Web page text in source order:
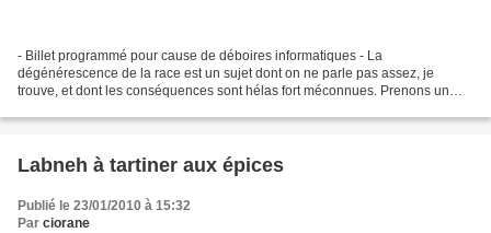
- Billet programmé pour cause de déboires informatiques - La
dégénérescence de la race est un sujet dont on ne parle pas assez, je
trouve, et dont les conséquences sont hélas fort méconnues. Prenons un
Labneh à tartiner aux épices
Publié le 23/01/2010 à 15:32
Par ciorane